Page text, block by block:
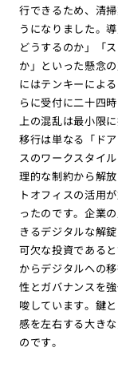
行できるため、清
うになりました。
どうするのか」「
か」といった懸念
にはテンキーによ
らに受付に二十四
上の混乱は最小限
移行は単なる「ド
スのワークスタイ
理的な制約から解
トオフィスの活用
ったのです。企業
きるデジタルな解
可欠な投資である
からデジタルへの
性とガバナンスを
唆しています。鍵
感を左右する大き
のです。